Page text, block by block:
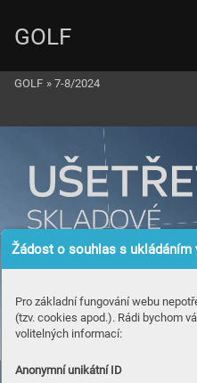
Žádost o souhlas s
Pro základní fungování webu
(tzv. cookies apod.). Rádi bychom
volitelných informací:
Anonymní unikátní ID
GOLF
GOLF » 7-8/2024